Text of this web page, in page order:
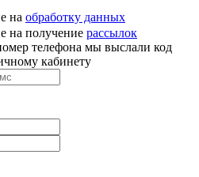
на обработку данных
на получение рассылок
телефона мы выслали код
кабинету